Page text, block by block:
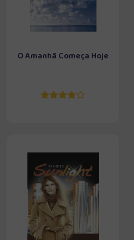
O Amanhã Começa Hoje